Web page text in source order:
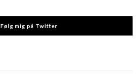
Følg mig på Twitter